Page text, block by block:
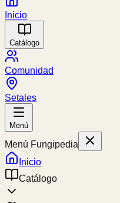
Inicio
Catálogo
Comunidad
Setales
Menú
Menú Fungipedia
Inicio
Catálogo